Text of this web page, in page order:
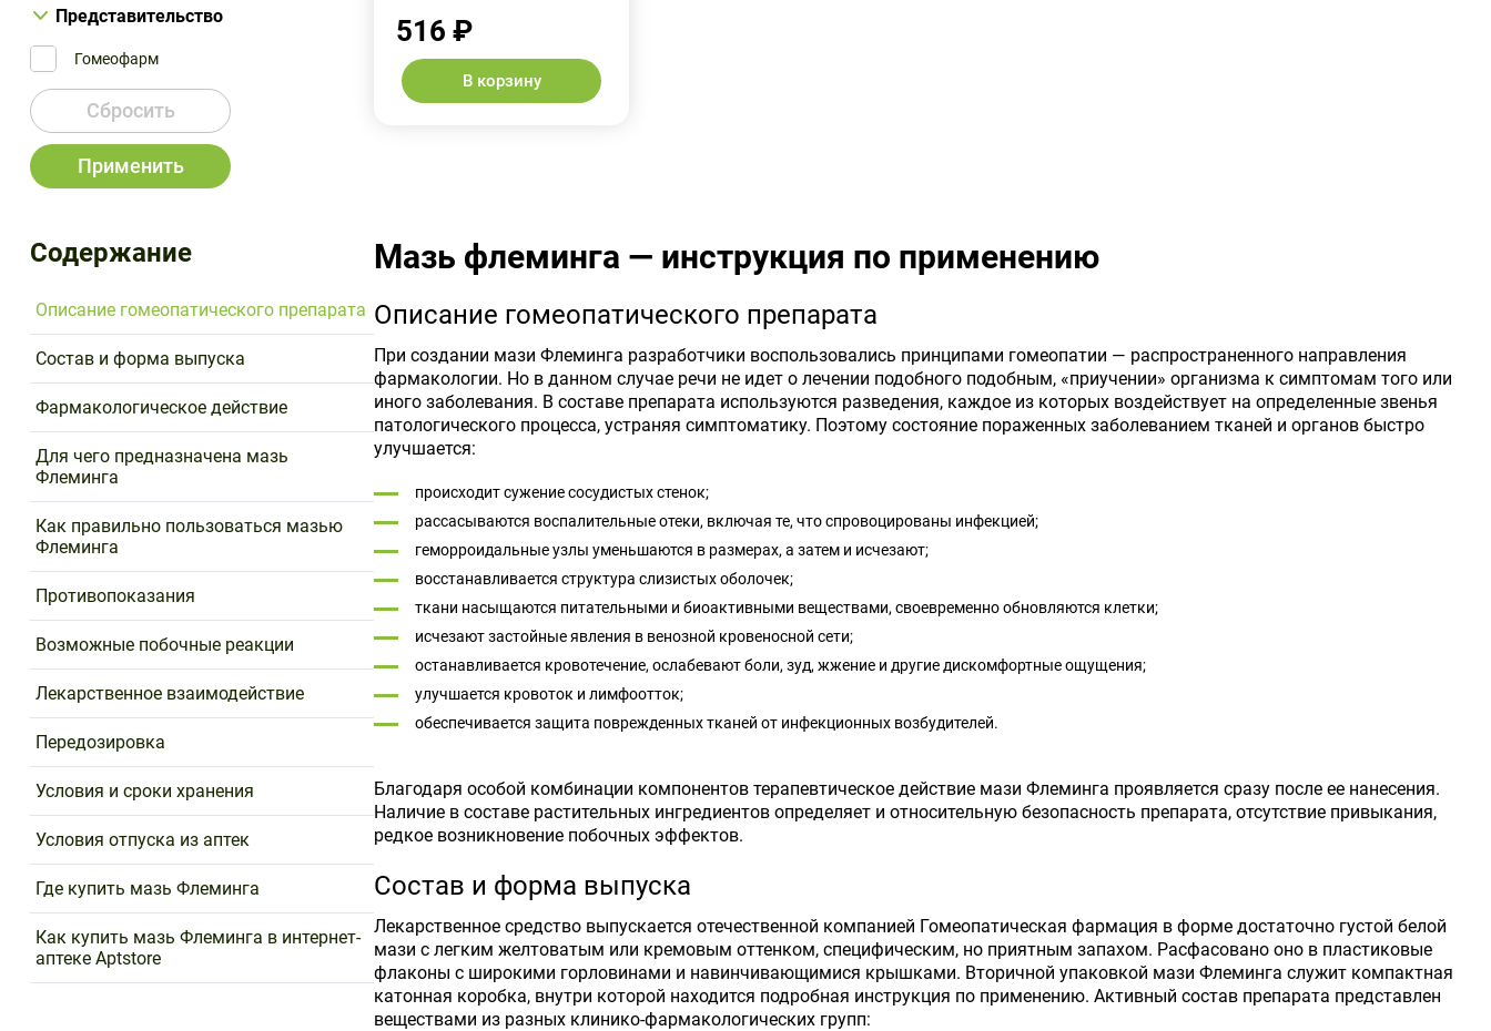
Представительство
Гомеофарм
Сбросить
Применить
516 ₽
В корзину
Содержание
Описание гомеопатического препарата
Состав и форма выпуска
Фармакологическое действие
Для чего предназначена мазь
Флеминга
Как правильно пользоваться мазью
Флеминга
Противопоказания
Возможные побочные реакции
Лекарственное взаимодействие
Передозировка
Условия и сроки хранения
Условия отпуска из аптек
Где купить мазь Флеминга
Как купить мазь Флеминга в интернет-
аптеке Aptstore
Мазь флеминга — инструкция по применению
Описание гомеопатического препарата
При создании мази Флеминга разработчики воспользовались принципами гомеопатии — распространенного направления
фармакологии. Но в данном случае речи не идет о лечении подобного подобным, «приучении» организма к симптомам того или
иного заболевания. В составе препарата используются разведения, каждое из которых воздействует на определенные звенья
патологического процесса, устраняя симптоматику. Поэтому состояние пораженных заболеванием тканей и органов быстро
улучшается:
происходит сужение сосудистых стенок;
рассасываются воспалительные отеки, включая те, что спровоцированы инфекцией;
геморроидальные узлы уменьшаются в размерах, а затем и исчезают;
восстанавливается структура слизистых оболочек;
ткани насыщаются питательными и биоактивными веществами, своевременно обновляются клетки;
исчезают застойные явления в венозной кровеносной сети;
останавливается кровотечение, ослабевают боли, зуд, жжение и другие дискомфортные ощущения;
улучшается кровоток и лимфоотток;
обеспечивается защита поврежденных тканей от инфекционных возбудителей.
Благодаря особой комбинации компонентов терапевтическое действие мази Флеминга проявляется сразу после ее нанесения.
Наличие в составе растительных ингредиентов определяет и относительную безопасность препарата, отсутствие привыкания,
редкое возникновение побочных эффектов.
Состав и форма выпуска
Лекарственное средство выпускается отечественной компанией Гомеопатическая фармация в форме достаточно густой белой
мази с легким желтоватым или кремовым оттенком, специфическим, но приятным запахом. Расфасовано оно в пластиковые
флаконы с широкими горловинами и навинчивающимися крышками. Вторичной упаковкой мази Флеминга служит компактная
катонная коробка, внутри которой находится подробная инструкция по применению. Активный состав препарата представлен
веществами из разных клинико-фармакологических групп: